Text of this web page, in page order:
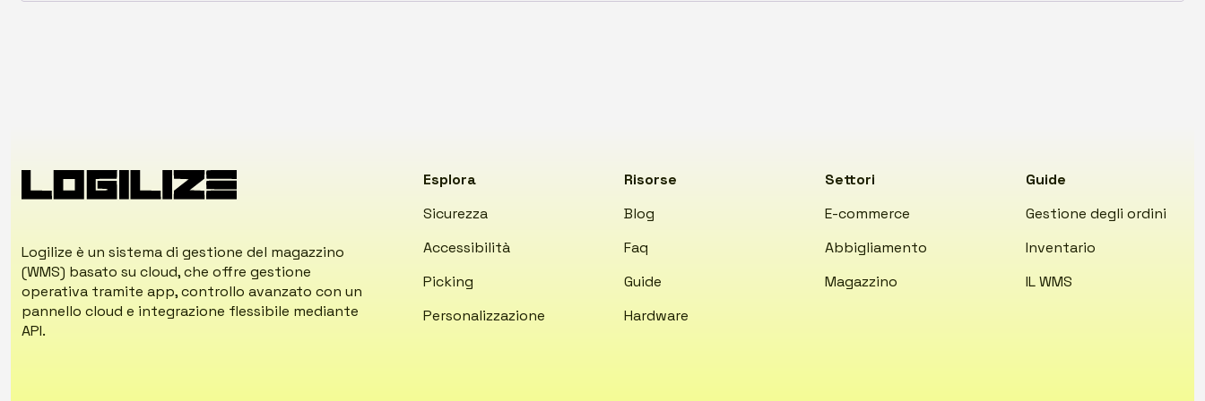
Logilize è un sistema di gestione del magazzino
(WMS) basato su cloud, che offre gestione
operativa tramite app, controllo avanzato con un
pannello cloud e integrazione flessibile mediante
API.
Esplora
Sicurezza
Accessibilità
Picking
Personalizzazione
Risorse
Blog
Faq
Guide
Hardware
Settori
E-commerce
Abbigliamento
Magazzino
Guide
Gestione degli ordini
Inventario
IL WMS